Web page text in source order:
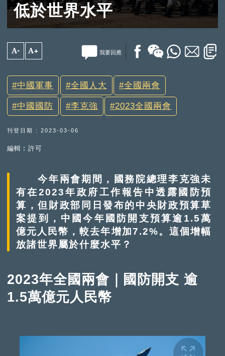
低於世界水平
A- A+ 我要回應
中國軍事 全國人大 全國兩會
中國國防 李克強 2023全國兩會
刊登日期 : 2023-03-06
編輯︰許可
今年兩會期間，國務院總理李克強未
有在2023年政府工作報告中透露國防預
算，但財政部同日發布的中央財政預算草
案提到，中國今年國防開支預算逾1.5萬
億元人民幣，較去年增加7.2%。這個增幅
放諸世界屬於什麼水平？
2023年全國兩會｜國防開支 逾
1.5萬億元人民幣